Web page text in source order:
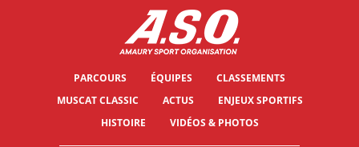
PARCOURS ÉQUIPES
CLASSEMENTS
MUSCAT CLASSIC
ACTUS
ENJEUX SPORTIFS
HISTOIRE
VIDÉOS & PHOTOS